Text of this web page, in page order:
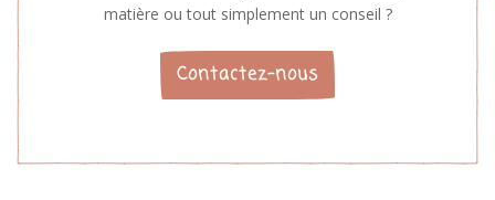
matière ou tout simplement un conseil ?
Contactez-nous